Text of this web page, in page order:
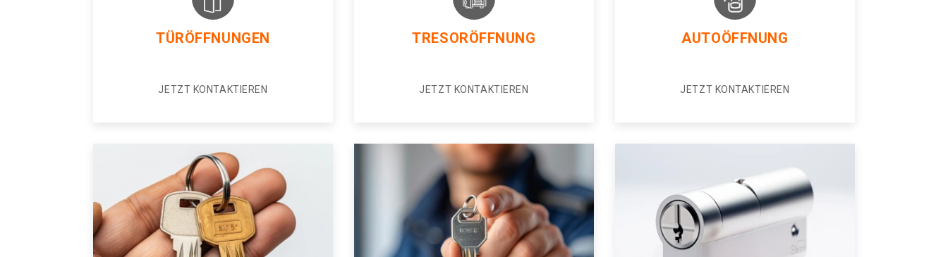
TÜRÖFFNUNGEN
JETZT KONTAKTIEREN
TRESORÖFFNUNG
JETZT KONTAKTIEREN
AUTOÖFFNUNG
JETZT KONTAKTIEREN